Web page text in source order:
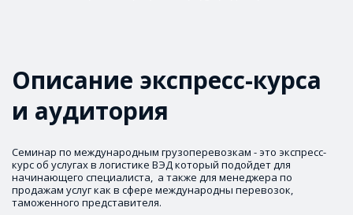
Описание экспресс-курса
и аудитория
Семинар по международным грузоперевозкам - это экспресс-
курс об услугах в логистике ВЭД который подойдет для
начинающего специалиста,  а также для менеджера по
продажам услуг как в сфере международны перевозок,
таможенного представителя.